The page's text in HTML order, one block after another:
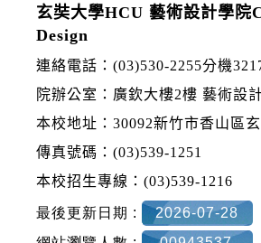
玄奘大學HCU 藝術設計學院
Design
連絡電話：(03)530-2255分機
院辦公室：廣欽大樓2樓 藝術設
本校地址：30092新竹市香山區
傳真號碼：(03)539-1251
本校招生專線：(03)539-1216
最後更新日期 :
2026-07-28